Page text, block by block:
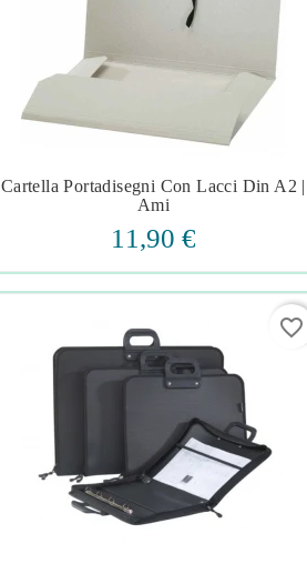
 
Cartella Portadisegni Con Lacci Din A2 |
Ami
11,90 €
favorite_border